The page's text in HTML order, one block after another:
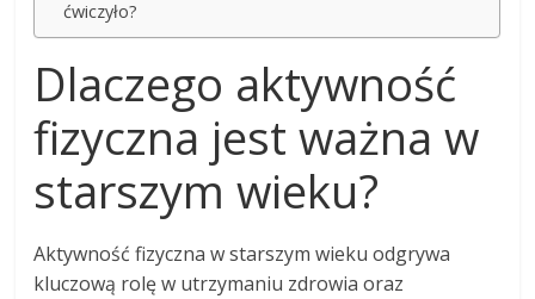
ćwiczyło?
Dlaczego aktywność
fizyczna jest ważna w
starszym wieku?
Aktywność fizyczna w starszym wieku odgrywa
kluczową rolę w utrzymaniu zdrowia oraz